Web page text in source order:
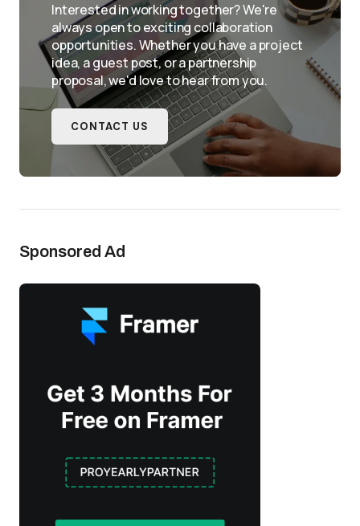
Interested in working together? We're
always open to exciting collaboration
opportunities. Whether you have a project
idea, a guest post, or a partnership
proposal, we'd love to hear from you.
CONTACT US
Sponsored Ad